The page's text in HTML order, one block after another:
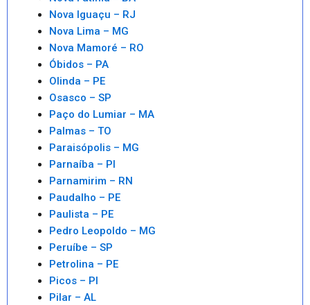
Nova Iguaçu – RJ
Nova Lima – MG
Nova Mamoré – RO
Óbidos – PA
Olinda – PE
Osasco – SP
Paço do Lumiar – MA
Palmas – TO
Paraisópolis – MG
Parnaíba – PI
Parnamirim – RN
Paudalho – PE
Paulista – PE
Pedro Leopoldo – MG
Peruíbe – SP
Petrolina – PE
Picos – PI
Pilar – AL